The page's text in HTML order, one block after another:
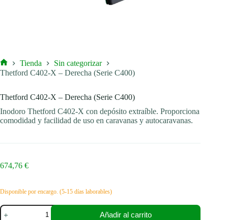
Inicio
Tienda
Sin categorizar
Thetford C402-X – Derecha (Serie C400)
Thetford C402-X – Derecha (Serie C400)
Inodoro Thetford C402-X con depósito extraíble. Proporciona
comodidad y facilidad de uso en caravanas y autocaravanas.
674,76 €
Disponible por encargo. (5-15 días laborables)
Thetford
C402-
Añadir al carrito